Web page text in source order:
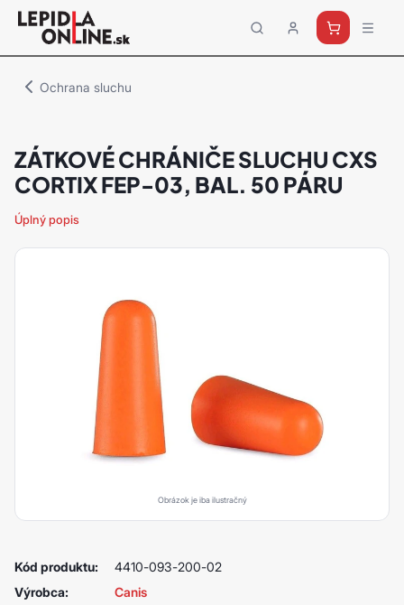
Priemyselné
lepidlá
Ochrana sluchu
ZÁTKOVÉ CHRÁNIČE SLUCHU CXS
CORTIX FEP-03, BAL. 50 PÁRU
Úplný popis
Obrázok je iba ilustračný
Kód produktu:
4410-093-200-02
Výrobca:
Canis